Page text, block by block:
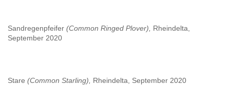
Sandregenpfeifer (Common Ringed Plover),
Rheindelta,
September 2020
Stare (Common Starling), Rheindelta, September 2020